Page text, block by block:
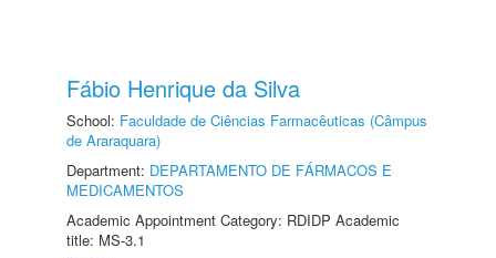
Fábio Henrique da Silva
School: Faculdade de Ciências Farmacêuticas (Câmpus
de Araraquara)
Department: DEPARTAMENTO DE FÁRMACOS E
MEDICAMENTOS
Academic Appointment Category: RDIDP Academic
title: MS-3.1